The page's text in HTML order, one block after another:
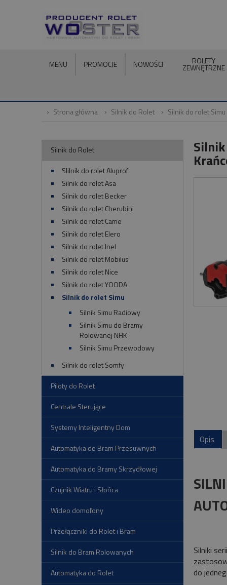
MENU PROMOCJE NOWOŚCI ROLETY
ZEWNĘTRZNE
Strona główna Silnik do Rolet Silnik do rolet Simu
Silnik do Rolet
SIilnik do rolet Aluprof
Silnik do rolet Asa
Silnik do rolet Becker
Silnik do rolet Cherubini
Silnik do rolet Came
Silnik do rolet Elero
Silnik do rolet Inel
Silnik do rolet Mobilus
Silnik do rolet Nice
Silnik do rolet YOODA
Silnik do rolet Simu
Silnik Simu Radiowy
Silnik Simu do Bramy
Rolowanej NHK
Silnik Simu Przewodowy
Silnik do rolet Somfy
Piloty do Rolet
Centrale Sterujące
Systemy Inteligentny Dom
Automatyka do Bram Przesuwnych
Automatyka do Bramy Skrzydłowej
Czujnik Wiatru i Słońca
Wideo domofony
Przełączniki do Rolet i Bram
Silnik do Bram Rolowanych
Automatyka do Rolet
Opis
Silniki
do